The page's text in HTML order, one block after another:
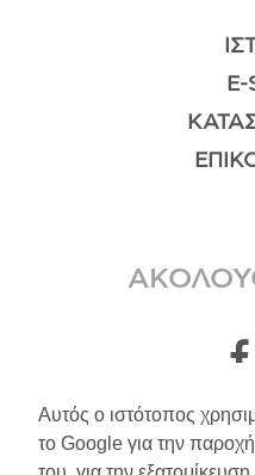
Αυτός ο ιστότοπος
το Google για την
E-